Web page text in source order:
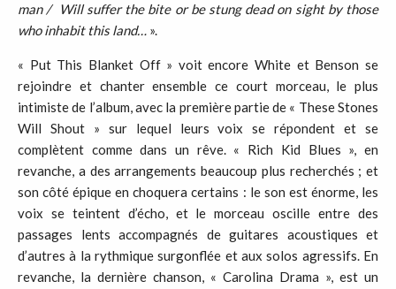
man / Willsuffer the bite or be stung dead on sight by those
who inhabit this land… ».
« Put This Blanket Off » voit encore White et Benson se
rejoindre et chanter ensemble ce court morceau, le plus
intimiste de l’album, avec la première partie de « These Stones
Will Shout » sur lequel leurs voix se répondent et se
complètent comme dans un rêve. « Rich Kid Blues », en
revanche, a des arrangements beaucoup plus recherchés ; et
son côté épique en choquera certains : le son est énorme, les
voix se teintent d’écho, et le morceau oscille entre des
passages lents accompagnés de guitares acoustiques et
d’autres à la rythmique surgonflée et aux solos agressifs. En
revanche, la dernière chanson, « Carolina Drama », est un